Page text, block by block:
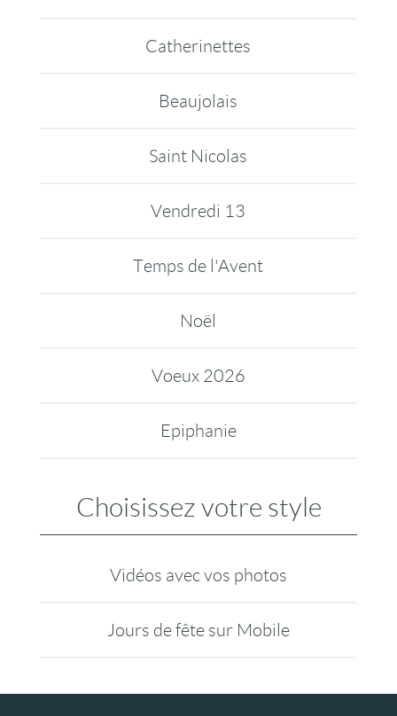
Catherinettes
Beaujolais
Saint Nicolas
Vendredi 13
Temps de l'Avent
Noël
Voeux 2026
Epiphanie
Choisissez votre style
Vidéos avec vos photos
Jours de fête sur Mobile